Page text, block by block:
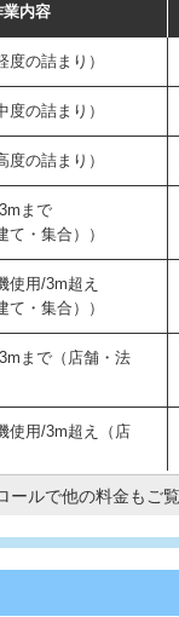
までの価格です。
合水栓）
水器・分岐水栓）
ール加工)
ンド止め)
持金具設置)
材使用（バンド止
掘削・埋め戻し作
管（VP・HI）使
ビ管（VP・HI）使
ニング鋼管・銅
使用/3ｍまで)
業内容
度の詰まり）
度の詰まり）
度の詰まり）
まで
て・集合））
用/3m超え
て・集合））
まで（店舗・法
用/3m超え（店
まで
ールで他の料金もご